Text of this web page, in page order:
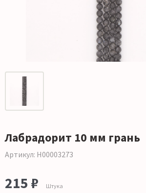
Лабрадорит 10 мм грань
Артикул: Н00003273
215 ₽ Штука